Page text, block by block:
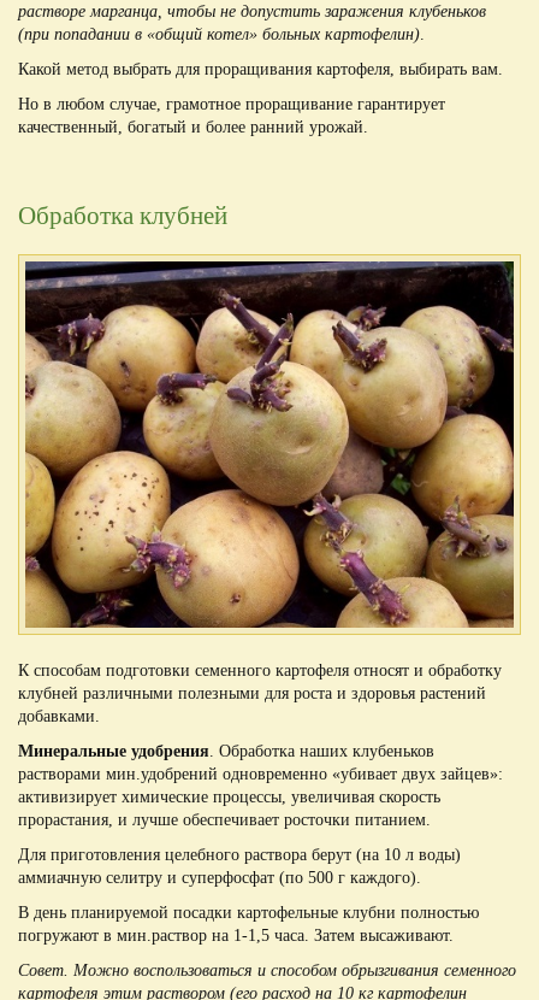
растворе марганца, чтобы не допустить заражения клубеньков
(при попадании в «общий котел» больных картофелин)
Какой метод выбрать для проращивания картофеля, выбирать вам.
Но в любом случае, грамотное проращивание гарантирует
качественный, богатый и более ранний урожай.
Обработка клубней
К способам подготовки семенного картофеля относят и обработку
клубней различными полезными для роста и здоровья растений
добавками.
Минеральные удобрения. Обработка наших клубеньков
растворами мин.удобрений одновременно «убивает двух зайцев»:
активизирует химические процессы, увеличивая скорость
прорастания, и лучше обеспечивает росточки питанием.
Для приготовления целебного раствора берут (на 10 л воды)
аммиачную селитру и суперфосфат (по 500 г каждого).
В день планируемой посадки картофельные клубни полностью
погружают в мин.раствор на 1-1,5 часа. Затем высаживают.
Совет. Можно воспользоваться и способом обрызгивания семенного
картофеля этим раствором (его расход на 10 кг картофелин